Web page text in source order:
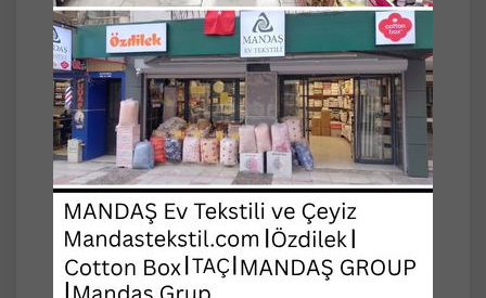
Yorgan Koruması: 160x260cm (1 Adet)
Çarşaf: 180x260cm (1 Adet)
Yastık Kılıfı: 50x70cm (2 Adet)
Ebat: Tek Kişilik
Kumaş: %100 Pamuk
Dolgu: Silikon Elyaf